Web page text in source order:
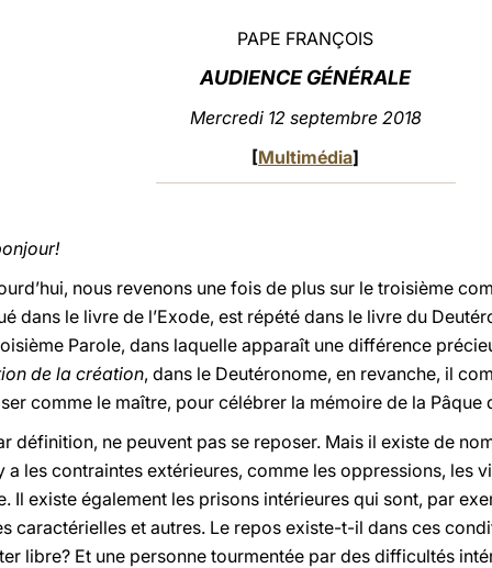
PAPE FRANÇOIS
AUDIENCE GÉNÉRALE
Mercredi 12 septembre 2018
[Multimédia]
nous revenons une fois de plus sur le troisième
dans le livre de l’Exode, est répété dans le livre du
Parole, dans laquelle apparaît une différence
de la création, dans le Deutéronome, en revanche, il
comme le maître, pour célébrer la mémoire de la Pâque
définition, ne peuvent pas se reposer. Mais il existe de
a les contraintes extérieures, comme les oppressions, les
Il existe également les prisons intérieures qui sont, par
caractérielles et autres. Le repos existe-t-il dans ces
libre? Et une personne tourmentée par des difficultés